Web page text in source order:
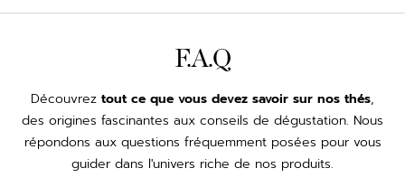
F.A.Q
Découvrez tout ce que vous devez savoir sur nos thés,
des origines fascinantes aux conseils de dégustation. Nous
répondons aux questions fréquemment posées pour vous
guider dans l'univers riche de nos produits.